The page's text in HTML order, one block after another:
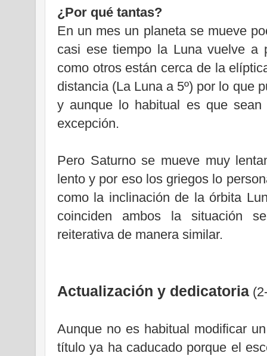
¿Por qué tantas?
En un mes un planeta se mueve
casi ese tiempo la Luna vuelve a
como otros están cerca de la
distancia (La Luna a 5º) por lo que
y aunque lo habitual es que
excepción.
Pero Saturno se mueve muy
lento y por eso los griegos lo
como la inclinación de la órbita
coinciden ambos la situación
reiterativa de manera similar.
Actualización y dedicatoria
Aunque no es habitual modificar
título ya ha caducado porque el